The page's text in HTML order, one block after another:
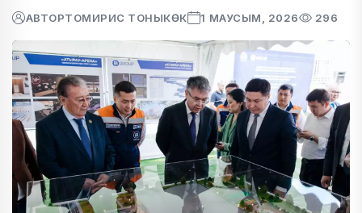
АВТОРТОМИРИС ТОНЫКӨК 1 МАУСЫМ, 2026 296